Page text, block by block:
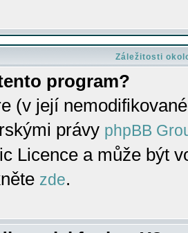
Záležitosti
program?
(v její
právy phpBB
Licence a může být
zde.